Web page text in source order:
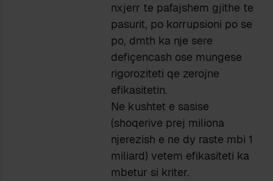
nxjerr te pafajshem gjithe te
pasurit, po korrupsioni po se
po, dmth ka nje sere
defiçencash ose mungese
rigoroziteti qe zerojne
efikasitetin.
Ne kushtet e sasise
(shoqerive prej miliona
njerezish e ne dy raste mbi 1
miliard) vetem efikasiteti ka
mbetur si kriter.